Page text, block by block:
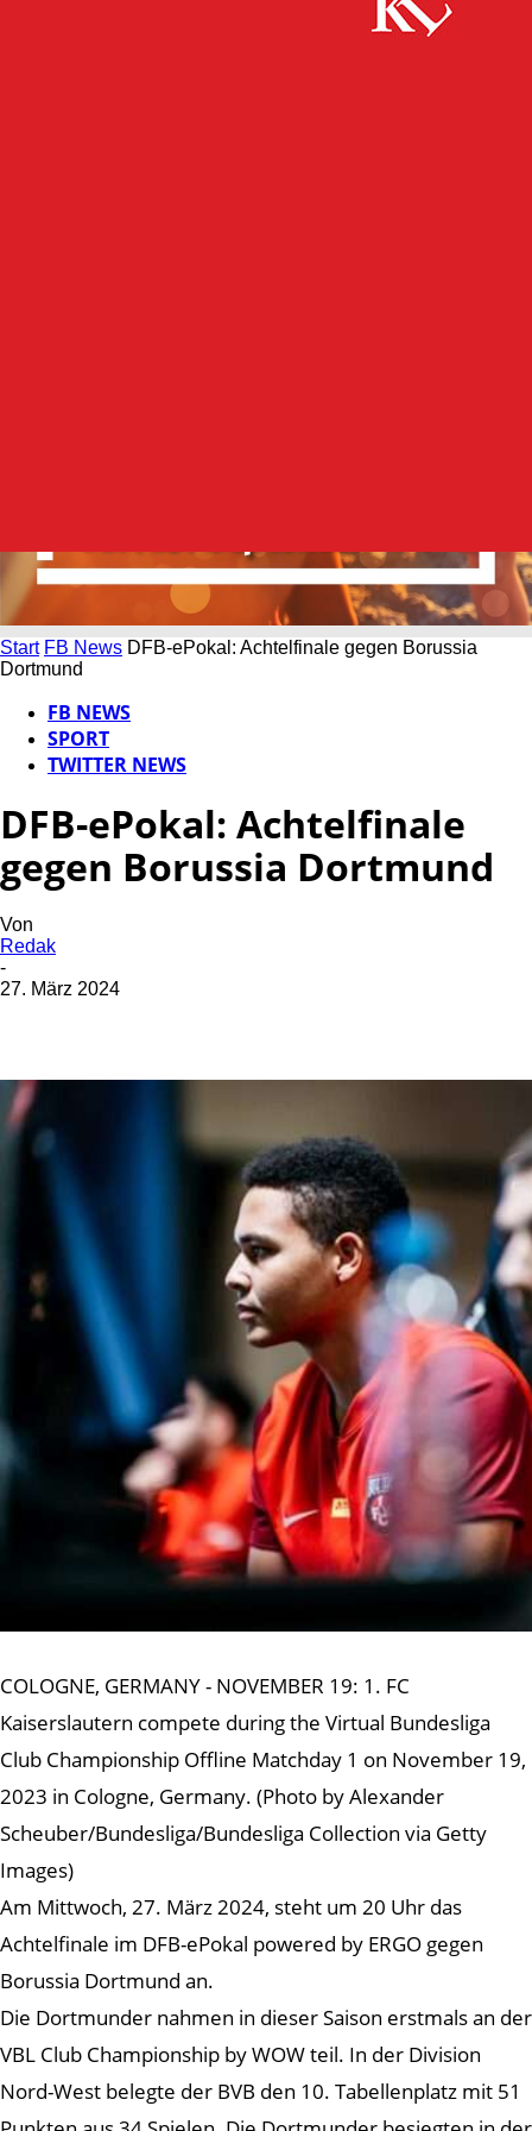
Start FB News DFB-ePokal: Achtelfinale gegen Borussia
Dortmund
FB NEWS
SPORT
TWITTER NEWS
DFB-ePokal: Achtelfinale
gegen Borussia Dortmund
Von
Redak
-
27. März 2024
COLOGNE, GERMANY - NOVEMBER 19: 1. FC
Kaiserslautern compete during the Virtual Bundesliga
Club Championship Offline Matchday 1 on November 19,
2023 in Cologne, Germany. (Photo by Alexander
Scheuber/Bundesliga/Bundesliga Collection via Getty
Images)
Am Mittwoch, 27. März 2024, steht um 20 Uhr das
Achtelfinale im DFB-ePokal powered by ERGO gegen
Borussia Dortmund an.
Die Dortmunder nahmen in dieser Saison erstmals an der
VBL Club Championship by WOW teil. In der Division
Nord-West belegte der BVB den 10. Tabellenplatz mit 51